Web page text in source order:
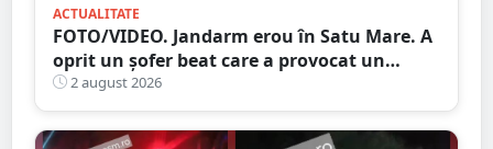
ACTUALITATE
FOTO/VIDEO. Jandarm erou în Satu Mare. A
oprit un șofer beat care a provocat un
accident
2 august 2026